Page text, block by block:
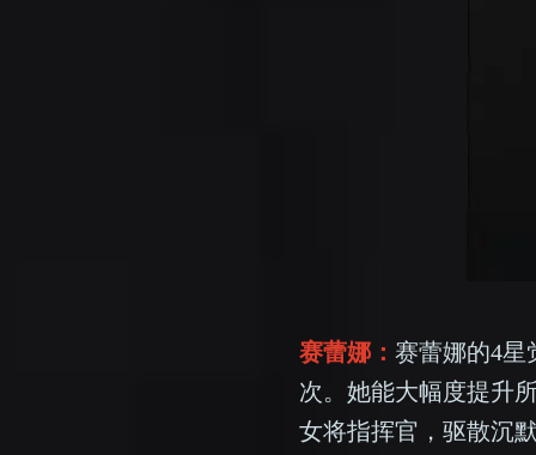
赛蕾娜： 赛蕾娜的4星
次。她能大幅度提升
女将指挥官，驱散沉